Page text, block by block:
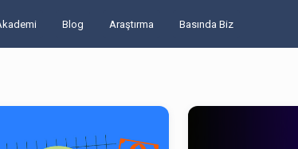
Blog Araştırma Basında Biz